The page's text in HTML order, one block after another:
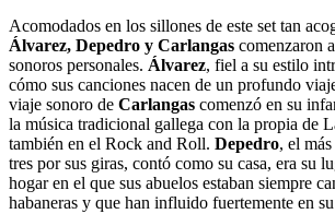
Acomodados en los sillones de este set tan
Álvarez, Depedro y Carlangas comenzaron
sonoros personales. Álvarez, fiel a su estilo
cómo sus canciones nacen de un profundo
viaje sonoro de Carlangas comenzó en su
la música tradicional gallega con la propia de
también en el Rock and Roll. Depedro, el
tres por sus giras, contó como su casa, era su
hogar en el que sus abuelos estaban siempre
habaneras y que han influido fuertemente en